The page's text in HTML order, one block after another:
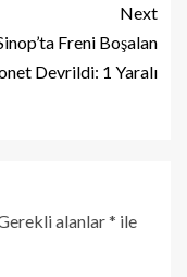
Next
Freni Boşalan
Devrildi: 1 Yaralı
alanlar* ile